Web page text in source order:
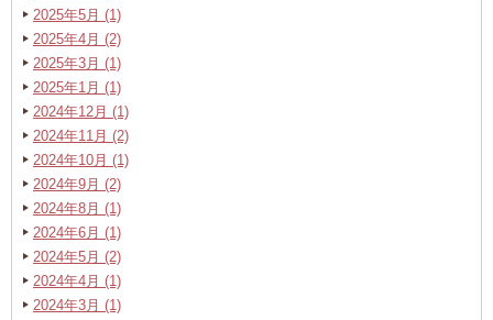
2025年5月 (1)
2025年4月 (2)
2025年3月 (1)
2025年1月 (1)
2024年12月 (1)
2024年11月 (2)
2024年10月 (1)
2024年9月 (2)
2024年8月 (1)
2024年6月 (1)
2024年5月 (2)
2024年4月 (1)
2024年3月 (1)